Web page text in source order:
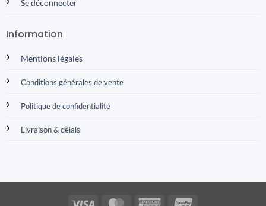
Se déconnecter
Information
Mentions légales
Conditions générales de vente
Politique de confidentialité
Livraison & délais
Visa MasterCardAmerican